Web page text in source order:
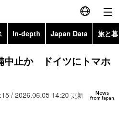
English
简体字
In-depth Japan Data 旅と
Topics
中止か ドイツにトマホ
News
from Japan
/ 2026.06.05 14:20 更新